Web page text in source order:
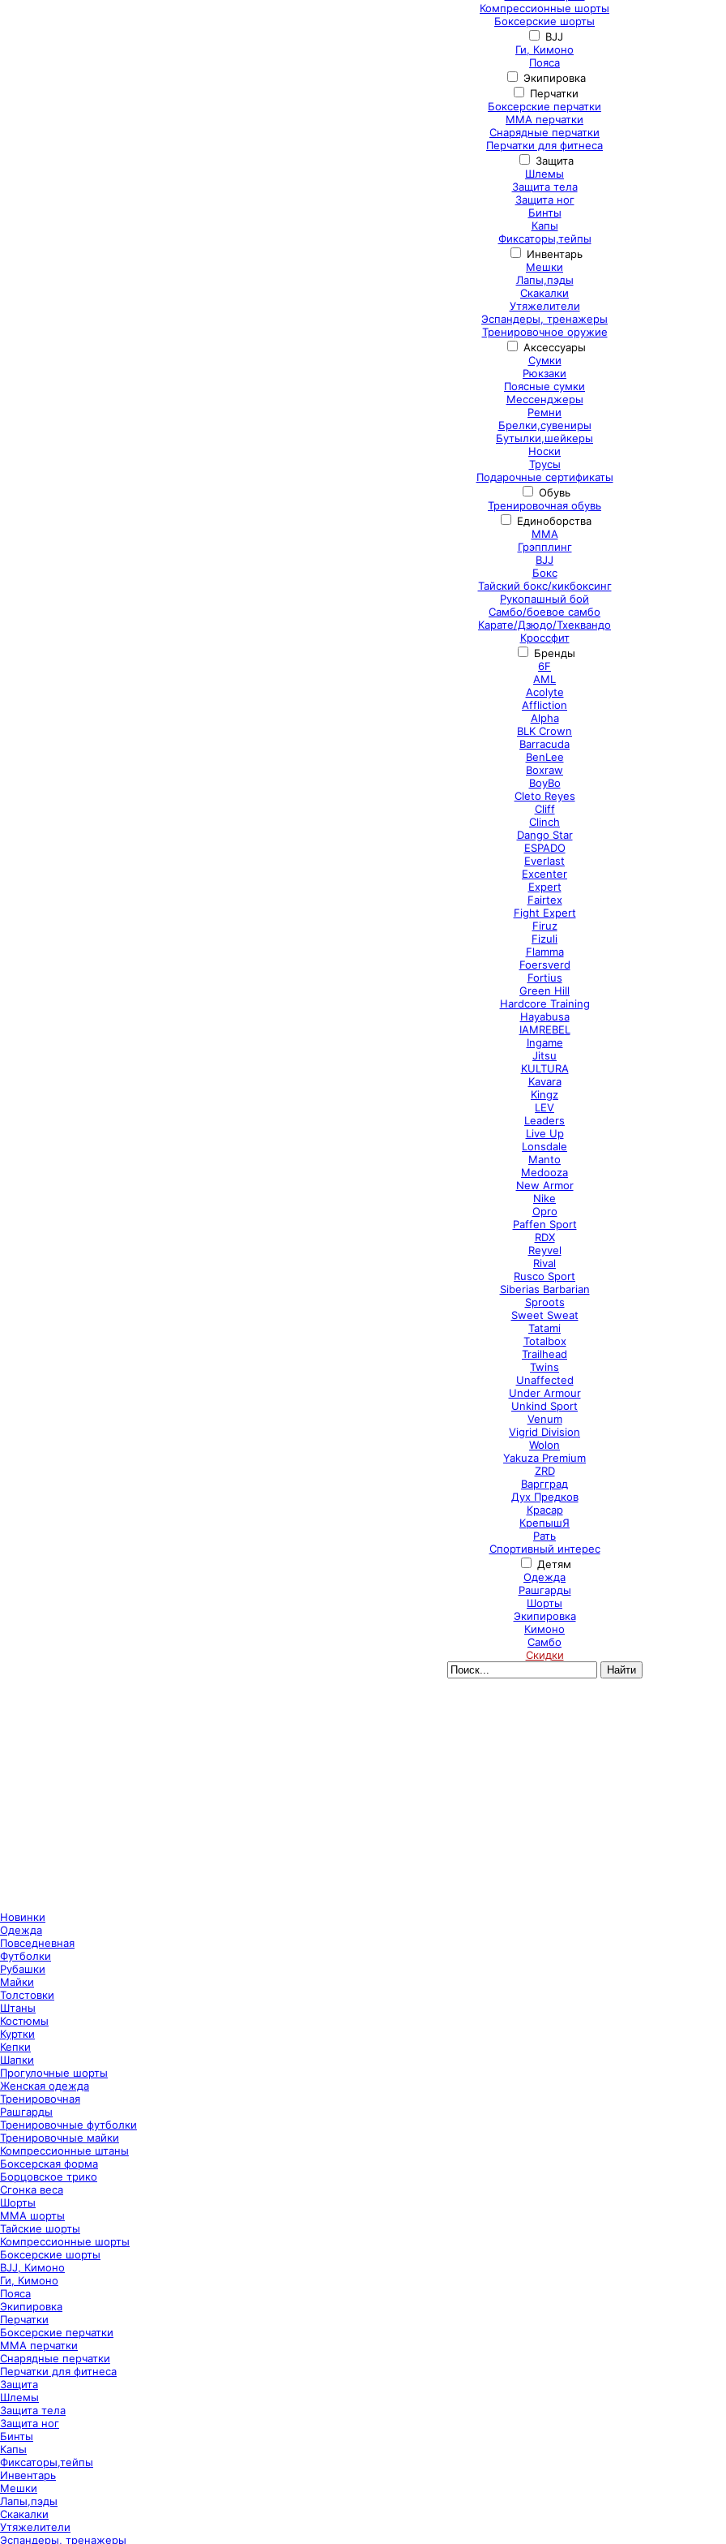
Компрессионные шорты
Боксерские шорты
BJJ
Ги, Кимоно
Пояса
Экипировка
Перчатки
Боксерские перчатки
ММА перчатки
Снарядные перчатки
Перчатки для фитнеса
Защита
Шлемы
Защита тела
Защита ног
Бинты
Капы
Фиксаторы,тейпы
Инвентарь
Мешки
Лапы,пэды
Скакалки
Утяжелители
Эспандеры, тренажеры
Тренировочное оружие
Аксессуары
Сумки
Рюкзаки
Поясные сумки
Мессенджеры
Ремни
Брелки,сувениры
Бутылки,шейкеры
Носки
Трусы
Подарочные сертификаты
Обувь
Тренировочная обувь
Единоборства
ММА
Грэпплинг
BJJ
Бокс
Тайский бокс/кикбоксинг
Рукопашный бой
Самбо/боевое самбо
Карате/Дзюдо/Тхеквандо
Кроссфит
Бренды
6F
AML
Acolyte
Affliction
Alpha
BLK Crown
Barracuda
BenLee
Boxraw
BoyBo
Cleto Reyes
Cliff
Clinch
Dango Star
ESPADO
Everlast
Excenter
Expert
Fairtex
Fight Expert
Firuz
Fizuli
Flamma
Foersverd
Fortius
Green Hill
Hardcore Training
Hayabusa
IAMREBEL
Ingame
Jitsu
KULTURA
Kavara
Kingz
LEV
Leaders
Live Up
Lonsdale
Manto
Medooza
New Armor
Nike
Opro
Paffen Sport
RDX
Reyvel
Rival
Rusco Sport
Siberias Barbarian
Sproots
Sweet Sweat
Tatami
Totalbox
Trailhead
Twins
Unaffected
Under Armour
Unkind Sport
Venum
Vigrid Division
Wolon
Yakuza Premium
ZRD
Варгград
Дух Предков
Красар
КрепышЯ
Рать
Спортивный интерес
Детям
Одежда
Рашгарды
Шорты
Экипировка
Кимоно
Самбо
Скидки
Новинки
Одежда
Повседневная
Футболки
Рубашки
Майки
Толстовки
Штаны
Костюмы
Куртки
Кепки
Шапки
Прогулочные шорты
Женская одежда
Тренировочная
Рашгарды
Тренировочные футболки
Тренировочные майки
Компрессионные штаны
Боксерская форма
Борцовское трико
Сгонка веса
Шорты
ММА шорты
Тайские шорты
Компрессионные шорты
Боксерские шорты
BJJ, Кимоно
Ги, Кимоно
Пояса
Экипировка
Перчатки
Боксерские перчатки
ММА перчатки
Снарядные перчатки
Перчатки для фитнеса
Защита
Шлемы
Защита тела
Защита ног
Бинты
Капы
Фиксаторы,тейпы
Инвентарь
Мешки
Лапы,пэды
Скакалки
Утяжелители
Эспандеры, тренажеры